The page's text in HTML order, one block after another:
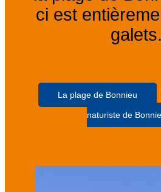
ci est
galets.
La plage de Bonnieu
naturiste de